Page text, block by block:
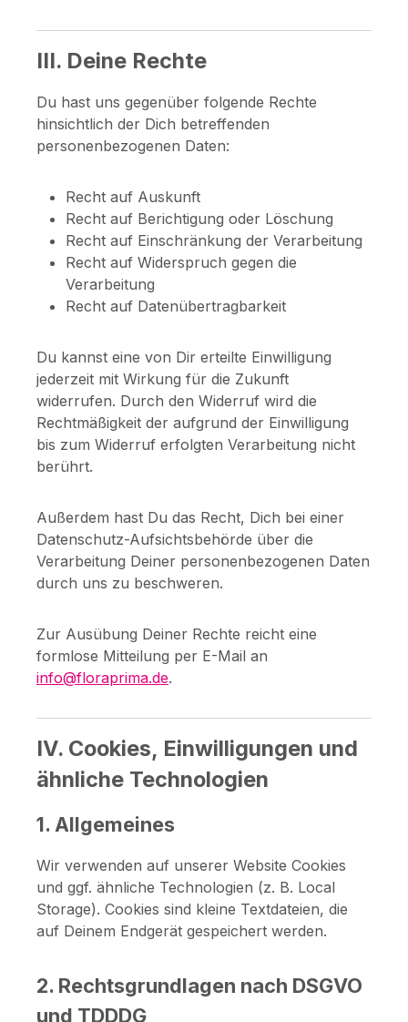
III. Deine Rechte
Du hast uns gegenüber folgende Rechte
hinsichtlich der Dich betreffenden
personenbezogenen Daten:
Recht auf Auskunft
Recht auf Berichtigung oder Löschung
Recht auf Einschränkung der Verarbeitung
Recht auf Widerspruch gegen die
Verarbeitung
Recht auf Datenübertragbarkeit
Du kannst eine von Dir erteilte Einwilligung
jederzeit mit Wirkung für die Zukunft
widerrufen. Durch den Widerruf wird die
Rechtmäßigkeit der aufgrund der Einwilligung
bis zum Widerruf erfolgten Verarbeitung nicht
berührt.
Außerdem hast Du das Recht, Dich bei einer
Datenschutz-Aufsichtsbehörde über die
Verarbeitung Deiner personenbezogenen Daten
durch uns zu beschweren.
Zur Ausübung Deiner Rechte reicht eine
formlose Mitteilung per E-Mail an
info@floraprima.de.
IV. Cookies, Einwilligungen und
ähnliche Technologien
1. Allgemeines
Wir verwenden auf unserer Website Cookies
und ggf. ähnliche Technologien (z. B. Local
Storage). Cookies sind kleine Textdateien, die
auf Deinem Endgerät gespeichert werden.
2. Rechtsgrundlagen nach DSGVO
und TDDDG